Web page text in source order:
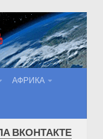
АФРИКА
ВКОНТАКТЕ